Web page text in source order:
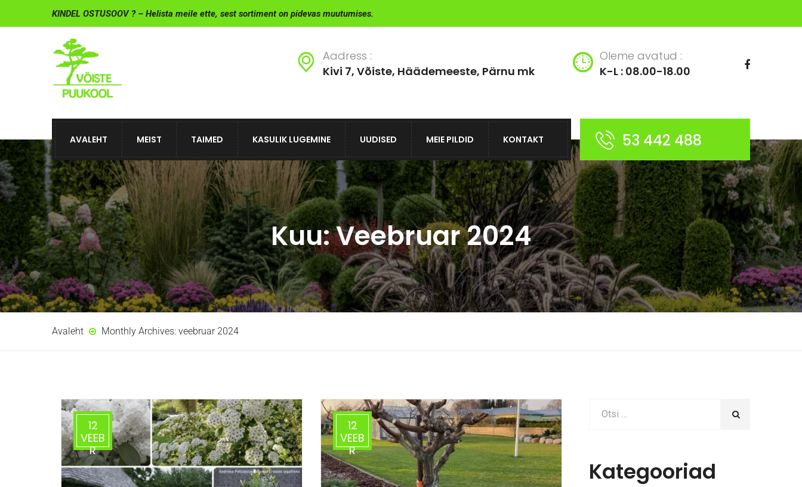
KINDEL OSTUSOOV ? – Helista meile ette, sest sortiment on pidevas muutumises.
Aadress :
Kivi 7, Võiste, Häädemeeste, Pärnu mk
Oleme avatud :
K-L : 08.00-18.00
AVALEHT MEIST TAIMED KASULIK LUGEMINE UUDISED MEIE PILDID KONTAKT 53 442 488
Kuu:Veebruar 2024
Avaleht Monthly Archives: veebruar 2024
12
VEEB
R
12
VEEB
R
Kategooriad